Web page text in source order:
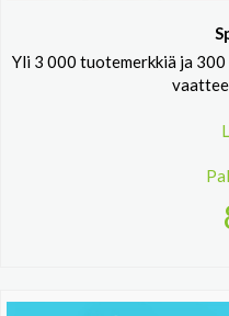
Yli 3 000 tuotemerkkiä ja